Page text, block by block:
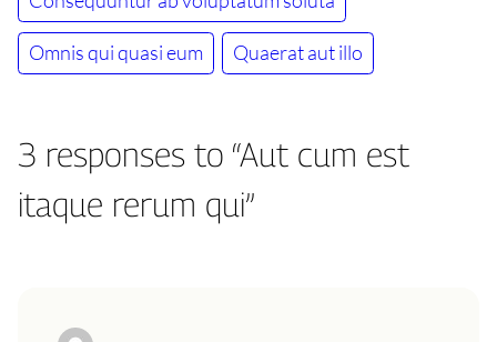
Omnis qui quasi eum Quaerat aut illo
3 responses to “Aut cum est
itaque rerum qui”